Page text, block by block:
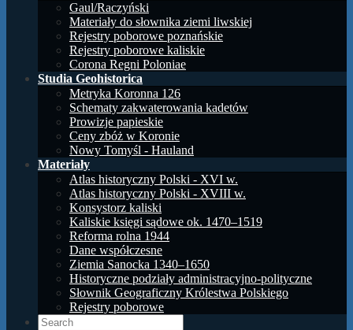
Gaul/Raczyński
Materiały do słownika ziemi liwskiej
Rejestry poborowe poznańskie
Rejestry poborowe kaliskie
Corona Regni Poloniae
Studia Geohistorica
Metryka Koronna 126
Schematy zakwaterowania kadetów
Prowizje papieskie
Ceny zbóż w Koronie
Nowy Tomyśl - Hauland
Materiały
Atlas historyczny Polski - XVI w.
Atlas historyczny Polski - XVIII w.
Konsystorz kaliski
Kaliskie księgi sądowe ok. 1470–1519
Reforma rolna 1944
Dane współczesne
Ziemia Sanocka 1340–1650
Historyczne podziały administracyjno-polityczne
Słownik Geograficzny Królestwa Polskiego
Rejestry poborowe